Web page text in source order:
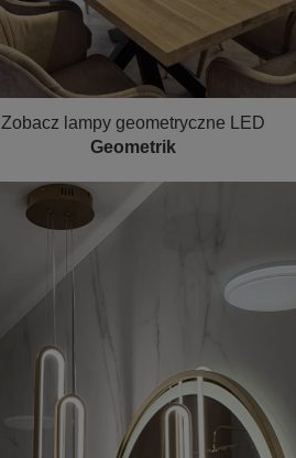
Zobacz lampy geometryczne LED
Geometrik